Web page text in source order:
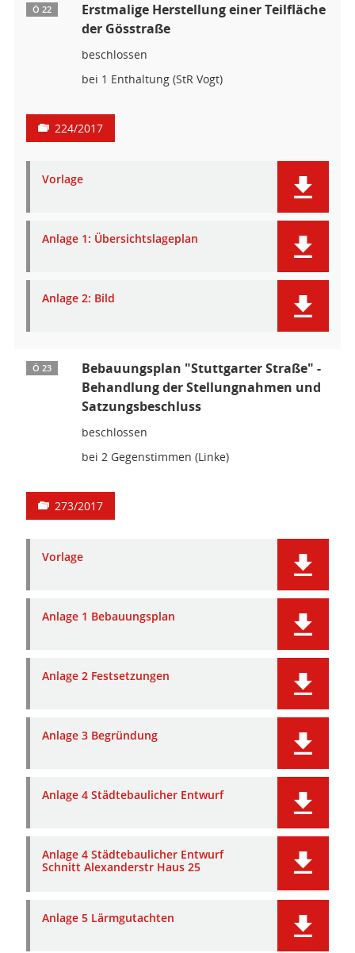
Ö 22
Erstmalige Herstellung einer Teilfläche
der Gösstraße
beschlossen
bei 1 Enthaltung (StR Vogt)
224/2017
Vorlage
Anlage 1: Übersichtslageplan
Anlage 2: Bild
Ö 23
Bebauungsplan "Stuttgarter Straße" -
Behandlung der Stellungnahmen und
Satzungsbeschluss
beschlossen
bei 2 Gegenstimmen (Linke)
273/2017
Vorlage
Anlage 1 Bebauungsplan
Anlage 2 Festsetzungen
Anlage 3 Begründung
Anlage 4 Städtebaulicher Entwurf
Anlage 4 Städtebaulicher Entwurf
Schnitt Alexanderstr Haus 25
Anlage 5 Lärmgutachten